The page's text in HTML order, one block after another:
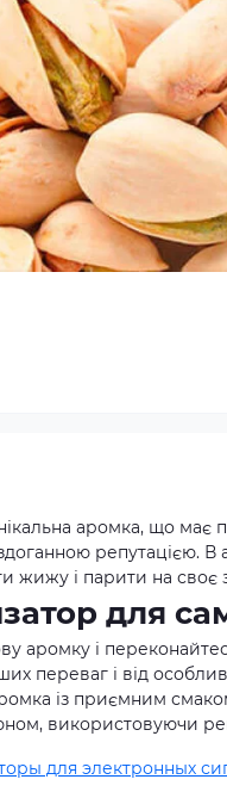
аромка, що
репутацією.
жижу і парити на своє
для
аромку і
переваг і від
із приємним
використовуючи
для электронных